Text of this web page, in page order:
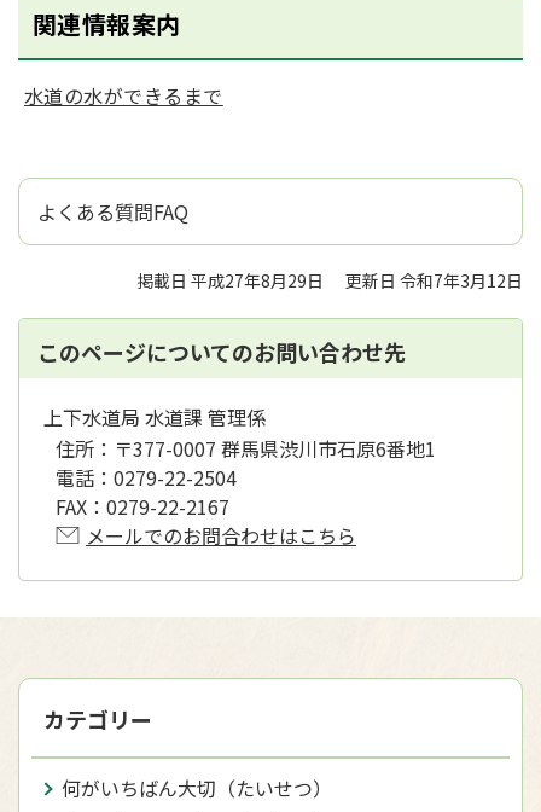
関連情報案内
水道の水ができるまで
よくある質問FAQ
掲載日 平成27年8月29日 更新日 令和7年3月12日
このページについてのお問い合わせ先
上下水道局 水道課 管理係
住所： 〒377-0007 群馬県渋川市石原6番地1
電話： 0279-22-2504
FAX： 0279-22-2167
メールでのお問合わせはこちら
カテゴリー
何がいちばん大切（たいせつ）